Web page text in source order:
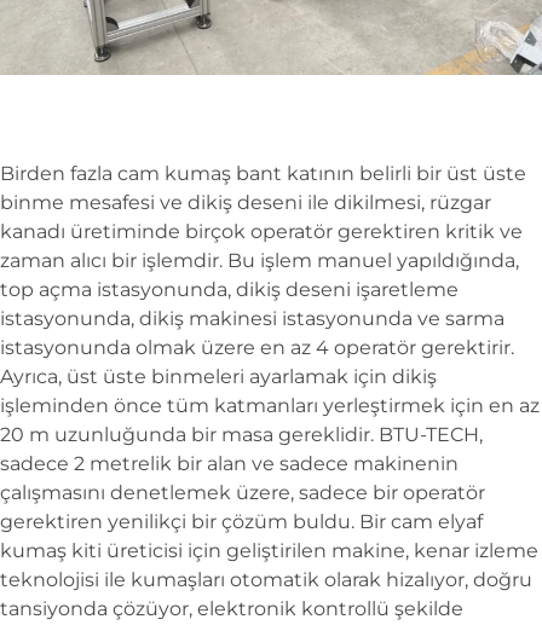
Birden fazla cam kumaş bant katının belirli bir üst üste
binme mesafesi ve dikiş deseni ile dikilmesi, rüzgar
kanadı üretiminde birçok operatör gerektiren kritik ve
zaman alıcı bir işlemdir. Bu işlem manuel yapıldığında,
top açma istasyonunda, dikiş deseni işaretleme
istasyonunda, dikiş makinesi istasyonunda ve sarma
istasyonunda olmak üzere en az 4 operatör gerektirir.
Ayrıca, üst üste binmeleri ayarlamak için dikiş
işleminden önce tüm katmanları yerleştirmek için en az
20 m uzunluğunda bir masa gereklidir. BTU-TECH,
sadece 2 metrelik bir alan ve sadece makinenin
çalışmasını denetlemek üzere, sadece bir operatör
gerektiren yenilikçi bir çözüm buldu. Bir cam elyaf
kumaş kiti üreticisi için geliştirilen makine, kenar izleme
teknolojisi ile kumaşları otomatik olarak hizalıyor, doğru
tansiyonda çözüyor, elektronik kontrollü şekilde